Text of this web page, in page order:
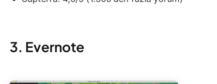
3. Evernote